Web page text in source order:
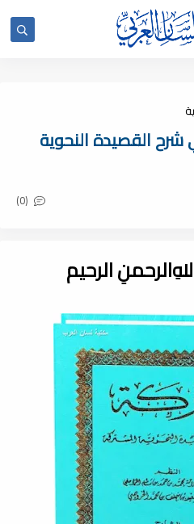
القصيدة النحوية
(0)
اﷲِالرحمنِ الرحيم